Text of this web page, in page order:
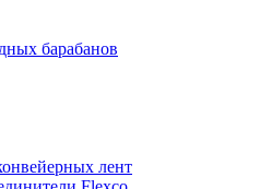
барабанов
лент